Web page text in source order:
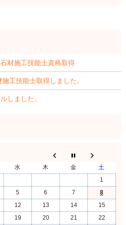
材施工技能士資格取得
工技能士取得しました。
しました。
水 木 金
土
1
5 6 7
8
12 13 14
15
19 20 21 22